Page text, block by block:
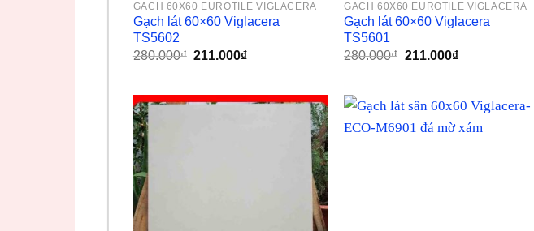
GẠCH 60X60 EUROTILE VIGLACERA
Gạch lát 60×60 Viglacera
TS5602
280.000₫ Giá
211.000₫Giá
211.000₫.
GẠCH 60X60 EUROTILE VIGLACERA
Gạch lát 60×60 Viglacera
TS5601
280.000₫ Giá
211.000₫Giá
211.000₫.